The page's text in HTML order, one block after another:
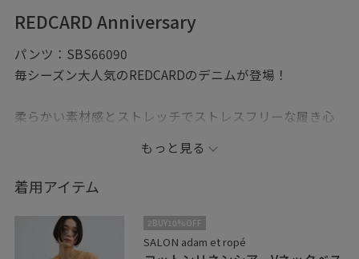
REDCARD Anniversary
パンツ：SBS66090
毎シーズン大人気のREDCARDのデニムが登場！
柔らかい素材感とストレッチでストレスフリーな履き心
ややローウエストなサイズ感でタイトなつくりなので体
にフィットするきれいなシルエットです。
シーズン問わず使えるインディゴのカラーなので
一本あると便利に使っていただけます。
もっと見る
着用アイテム
2BUY10%OFF
SALON adam et ropé